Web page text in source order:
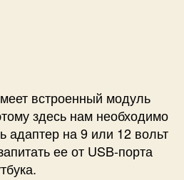
встроенный модуль
здесь нам необходимо
адаптер на 9 или 12 вольт
ее от USB-порта